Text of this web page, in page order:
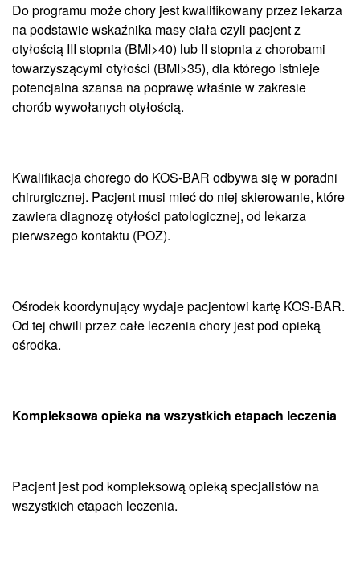
Do programu może chory jest kwalifikowany przez lekarza
na podstawie wskaźnika masy ciała czyli pacjent z
otyłością III stopnia (BMI>40) lub II stopnia z chorobami
towarzyszącymi otyłości (BMI>35), dla którego istnieje
potencjalna szansa na poprawę właśnie w zakresie
chorób wywołanych otyłością.
Kwalifikacja chorego do KOS-BAR odbywa się w poradni
chirurgicznej. Pacjent musi mieć do niej skierowanie, które
zawiera diagnozę otyłości patologicznej, od lekarza
pierwszego kontaktu (POZ).
Ośrodek koordynujący wydaje pacjentowi kartę KOS-BAR.
Od tej chwili przez całe leczenia chory jest pod opieką
ośrodka.
Kompleksowa opieka na wszystkich etapach leczenia
Pacjent jest pod kompleksową opieką specjalistów na
wszystkich etapach leczenia.